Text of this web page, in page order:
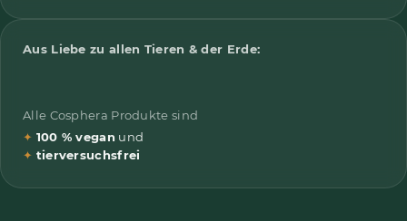
Aus Liebe zu allen Tieren & der Erde:
Alle Cosphera Produkte sind
✦ 100 % vegan und
✦ tierversuchsfrei